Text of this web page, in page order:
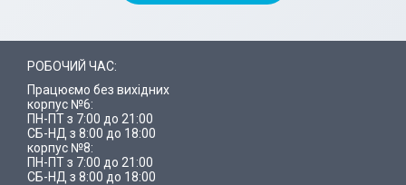
РОБОЧИЙ ЧАС:
Працюємо без вихідних
корпус №6:
ПН-ПТ з 7:00 до 21:00
СБ-НД з 8:00 до 18:00
корпус №8:
ПН-ПТ з 7:00 до 21:00
СБ-НД з 8:00 до 18:00